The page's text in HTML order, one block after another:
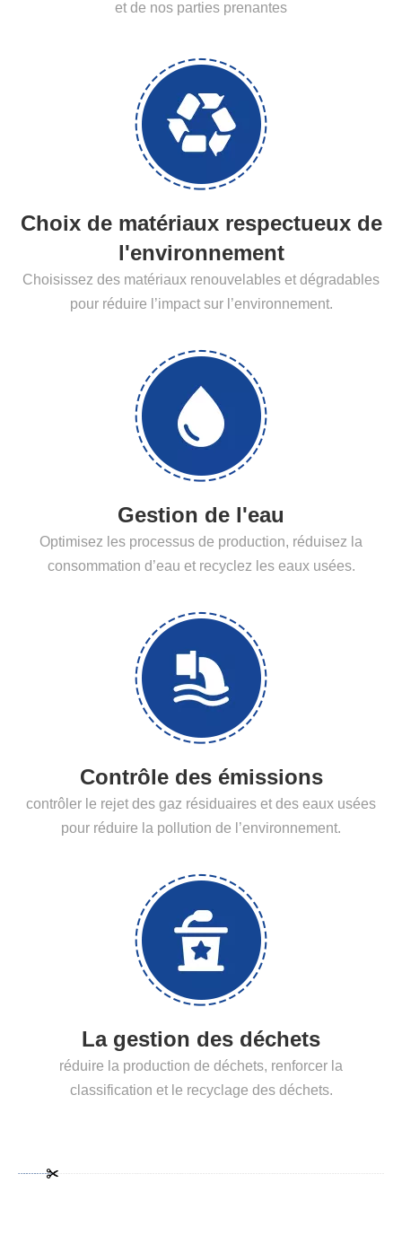
et de nos parties prenantes
Choix de matériaux respectueux de
l'environnement
Choisissez des matériaux renouvelables et dégradables
pour réduire l’impact sur l’environnement.
Gestion de l'eau
Optimisez les processus de production, réduisez la
consommation d’eau et recyclez les eaux usées.
Contrôle des émissions
contrôler le rejet des gaz résiduaires et des eaux usées
pour réduire la pollution de l’environnement.
La gestion des déchets
réduire la production de déchets, renforcer la
classification et le recyclage des déchets.